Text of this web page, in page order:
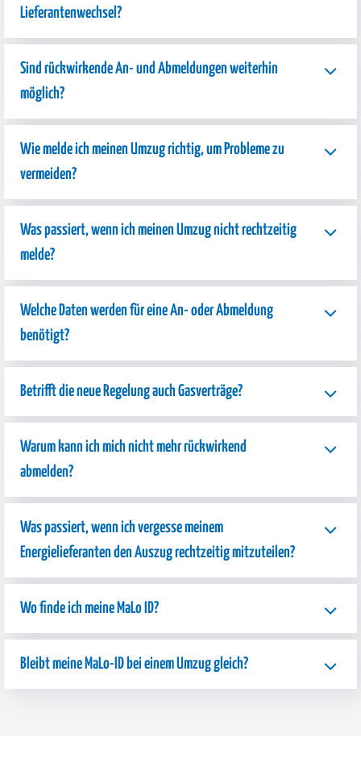
Lieferantenwechsel?
Sind rückwirkende An- und Abmeldungen weiterhin
möglich?
Wie melde ich meinen Umzug richtig, um Probleme zu
vermeiden?
Was passiert, wenn ich meinen Umzug nicht rechtzeitig
melde?
Welche Daten werden für eine An- oder Abmeldung
benötigt?
Betrifft die neue Regelung auch Gasverträge?
Warum kann ich mich nicht mehr rückwirkend
abmelden?
Was passiert, wenn ich vergesse meinem
Energielieferanten den Auszug rechtzeitig mitzuteilen?
Wo finde ich meine MaLo ID?
Bleibt meine MaLo-ID bei einem Umzug gleich?